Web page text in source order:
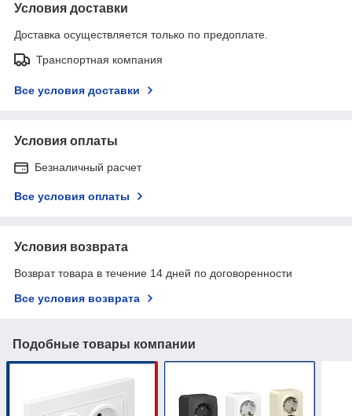
Условия доставки
Доставка осуществляется только по предоплате.
Транспортная компания
Все условия доставки
Условия оплаты
Безналичный расчет
Все условия оплаты
Условия возврата
Возврат товара в течение 14 дней по договоренности
Все условия возврата
Подобные товары компании